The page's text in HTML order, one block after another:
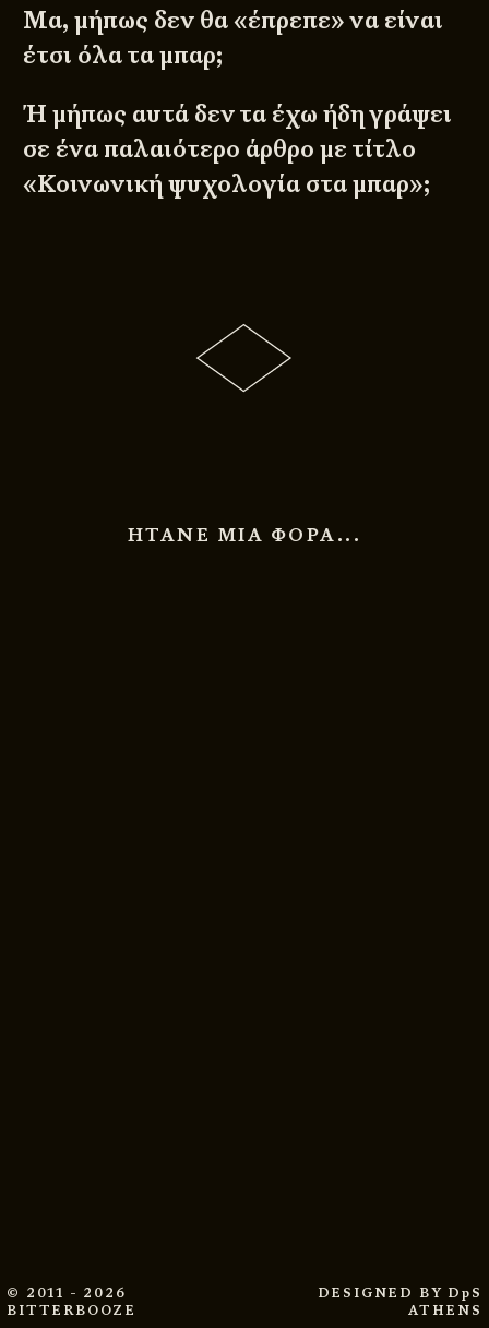
Μα, μήπως δεν θα «έπρεπε» να είναι
έτσι όλα τα μπαρ;
Ή μήπως αυτά δεν τα έχω ήδη γράψει
σε ένα παλαιότερο άρθρο με τίτλο
«Κοινωνική ψυχολογία στα μπαρ»;
ΗΤΑΝΕ ΜΙΑ ΦΟΡΑ...
© 2011 - 2026
BITTERBOOZE
DESIGNED BY DpS
ATHENS